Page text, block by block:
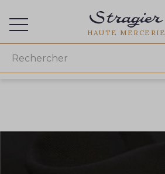
HAUTE MERCERIE